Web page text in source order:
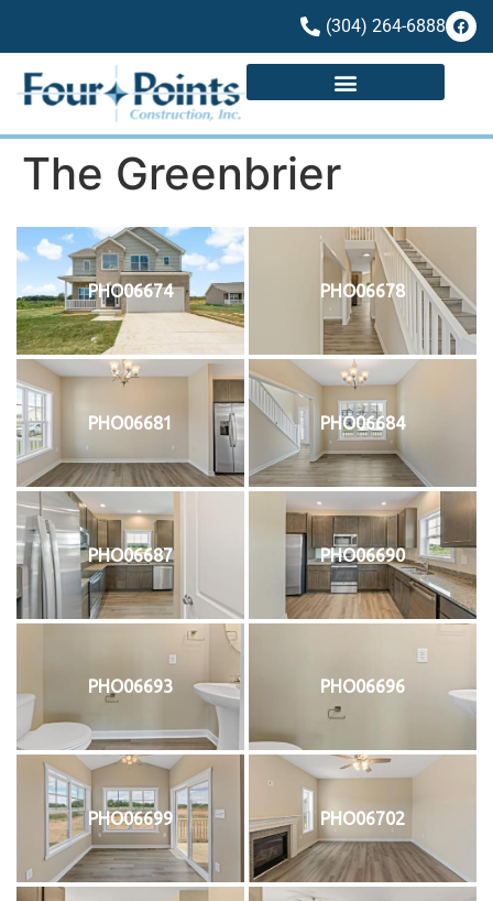
(304) 264-6888
The Greenbrier
PHO06674 PHO06678
PHO06681 PHO06684
PHO06687 PHO06690
PHO06693 PHO06696
PHO06699 PHO06702